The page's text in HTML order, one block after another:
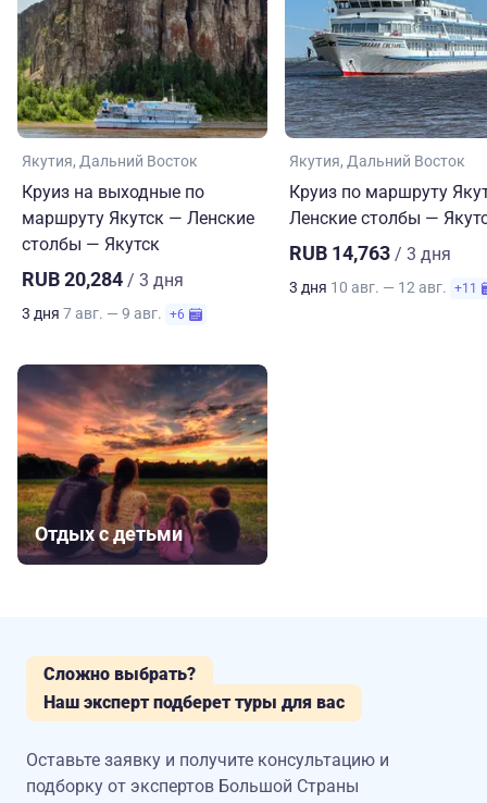
Якутия Дальний Восток
Круиз на выходные по
маршруту Якутск — Ленские
столбы — Якутск
RUB 20,284 / 3 дня
3 дня 7 авг. — 9 авг. +6
Якутия Дальний Восток
Круиз по маршруту
Ленские столбы —
RUB 14,763 / 3 дня
3 дня 10 авг. — 12 авг. +11
Отдых с детьми
Сложно выбрать?
Наш эксперт подберет туры для вас
Оставьте заявку и получите консультацию и
подборку от экспертов Большой Страны